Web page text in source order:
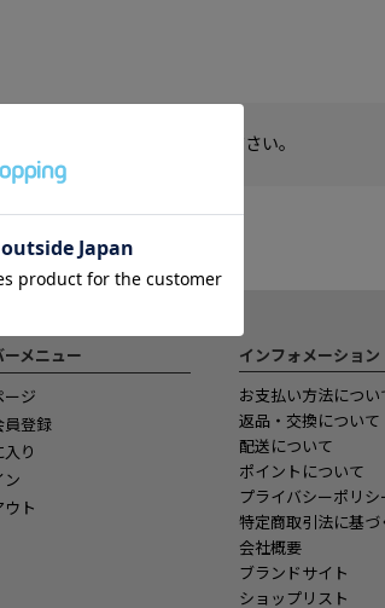
た。 検索条件を変更してください。
ーメニュー
ージ
員登録
り
ン
ウト
インフォメーション
お支払い方法につい
返品・交換について
配送について
ポイントについて
プライバシーポリシ
特定商取引法に基づ
会社概要
ブランドサイト
ショップリスト